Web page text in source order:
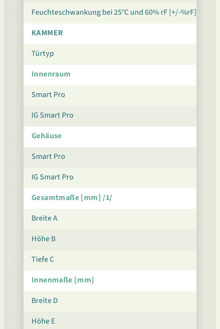
Feuchteschwankung bei 25°C und 60% rF [+/-%rF]
KAMMER
Türtyp
Innenraum
Smart Pro
IG Smart Pro
Gehäuse
Smart Pro
IG Smart Pro
Gesamtmaße [mm] /1/
Breite A
Höhe B
Tiefe C
Innenmaße [mm]
Breite D
Höhe E